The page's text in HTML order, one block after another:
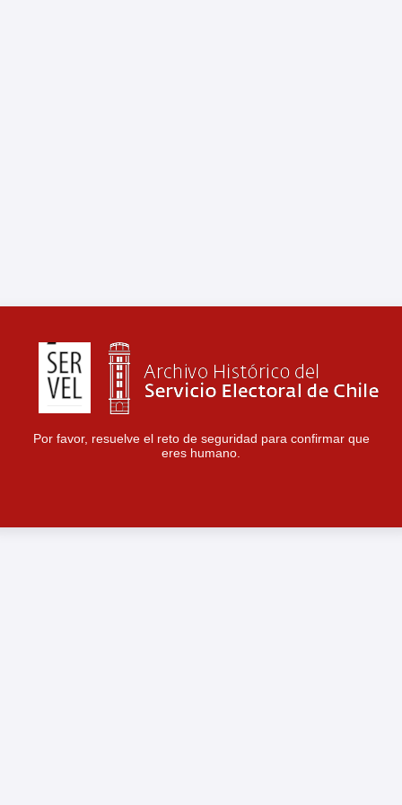
Por favor, resuelve el reto de seguridad para confirmar que
eres humano.